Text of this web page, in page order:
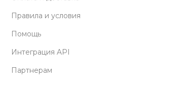
Правила и условия
Помощь
Интеграция API
Партнерам